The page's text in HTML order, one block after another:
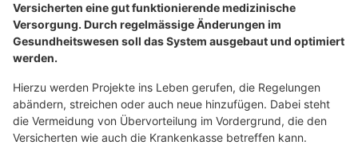
Versicherten eine gut funktionierende medizinische
Versorgung. Durch regelmässige Änderungen im
Gesundheitswesen soll das System ausgebaut und optimiert
werden.
Hierzu werden Projekte ins Leben gerufen, die Regelungen
abändern, streichen oder auch neue hinzufügen. Dabei steht
die Vermeidung von Übervorteilung im Vordergrund, die den
Versicherten wie auch die Krankenkasse betreffen kann.